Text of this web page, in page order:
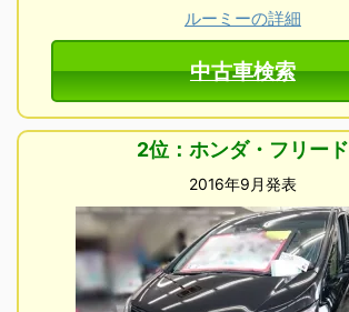
ルーミーの詳細
中古車検索
2位：ホンダ・フリード
2016年9月発表